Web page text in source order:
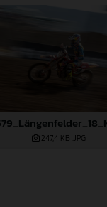
247,4 KB .JPG